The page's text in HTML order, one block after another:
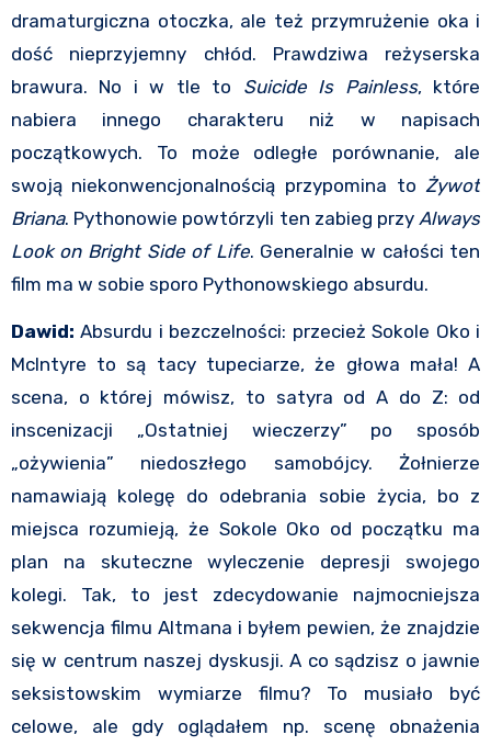
dramaturgiczna otoczka, ale też przymrużenie oka i
dość nieprzyjemny chłód. Prawdziwa reżyserska
brawura. No i w tle to Suicide Is Painless, które
nabiera innego charakteru niż w napisach
początkowych. To może odległe porównanie, ale
swoją niekonwencjonalnością przypomina to Żywot
Briana. Pythonowie powtórzyli ten zabieg przy Always
Look on Bright Side of Life. Generalnie w całości ten
film ma w sobie sporo Pythonowskiego absurdu.
Dawid:Absurdu i bezczelności: przecież Sokole Oko i
McIntyre to są tacy tupeciarze, że głowa mała! A
scena, o której mówisz, to satyra od A do Z: od
inscenizacji „Ostatniej wieczerzy” po sposób
„ożywienia” niedoszłego samobójcy. Żołnierze
namawiają kolegę do odebrania sobie życia, bo z
miejsca rozumieją, że Sokole Oko od początku ma
plan na skuteczne wyleczenie depresji swojego
kolegi. Tak, to jest zdecydowanie najmocniejsza
sekwencja filmu Altmana i byłem pewien, że znajdzie
się w centrum naszej dyskusji. A co sądzisz o jawnie
seksistowskim wymiarze filmu? To musiało być
celowe, ale gdy oglądałem np. scenę obnażenia